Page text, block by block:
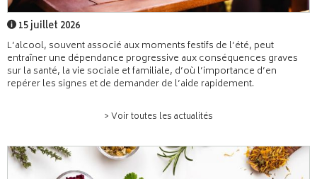
15 juillet 2026
L’alcool, souvent associé aux moments festifs de l’été, peut
entraîner une dépendance progressive aux conséquences graves
sur la santé, la vie sociale et familiale, d’où l’importance d’en
repérer les signes et de demander de l’aide rapidement.
> Voir toutes les actualités